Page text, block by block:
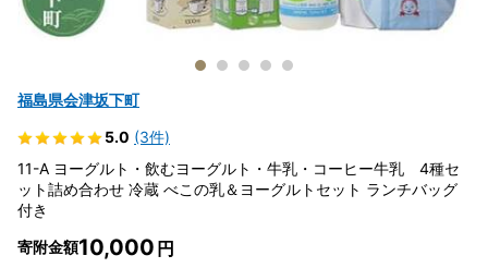
福島県会津坂下町
5.0 (3件)
11-A ヨーグルト・飲むヨーグルト・牛乳・コーヒー牛乳 4種セ
ット詰め合わせ 冷蔵 べこの乳＆ヨーグルトセット ランチバッグ
付き
寄附金額10,000